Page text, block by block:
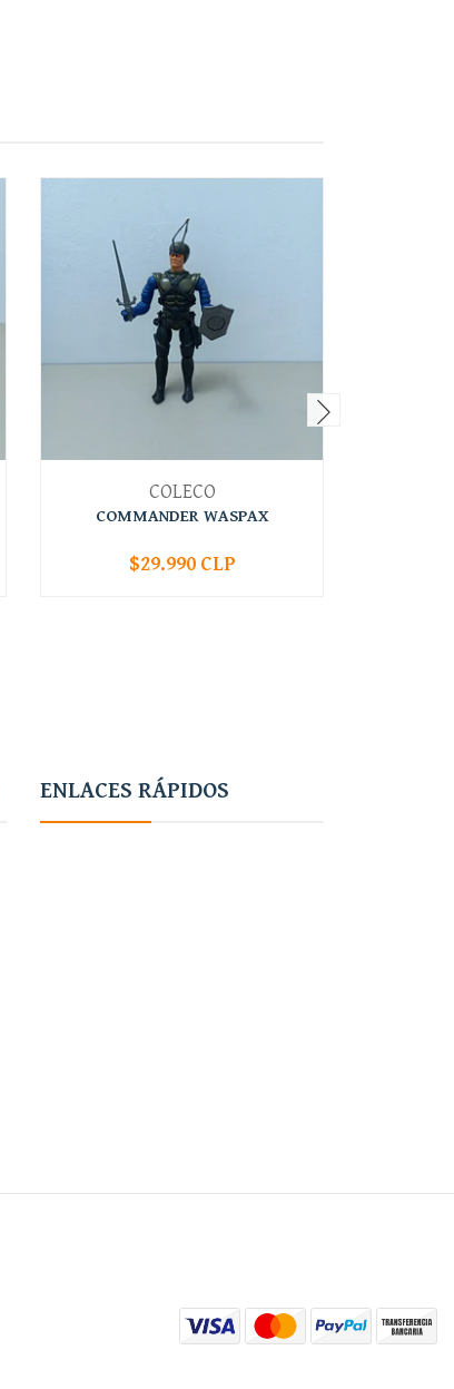
COLECO
COMMANDER WASPAX
+
$29.990 CLP
ENLACES RÁPIDOS